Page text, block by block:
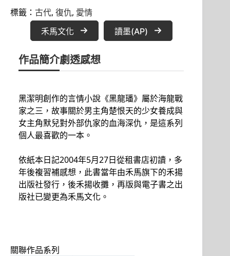
標籤： 古代, 復仇, 愛情
禾馬文化 讀墨(AP)
作品簡介劇透感想
黑潔明創作的言情小說《黑龍璠》屬於海龍戰
家之三，故事關於男主角楚恨天的少女養成與
女主角默兒對外部仇家的血海深仇，是這系列
個人最喜歡的一本。
依紙本日記2004年5月27日從租書店初讀，多
年後複習補感想，此書當年由禾馬旗下的禾揚
出版社發行，後禾揚收攤，再版與電子書之出
版社已變更為禾馬文化。
關聯作品系列